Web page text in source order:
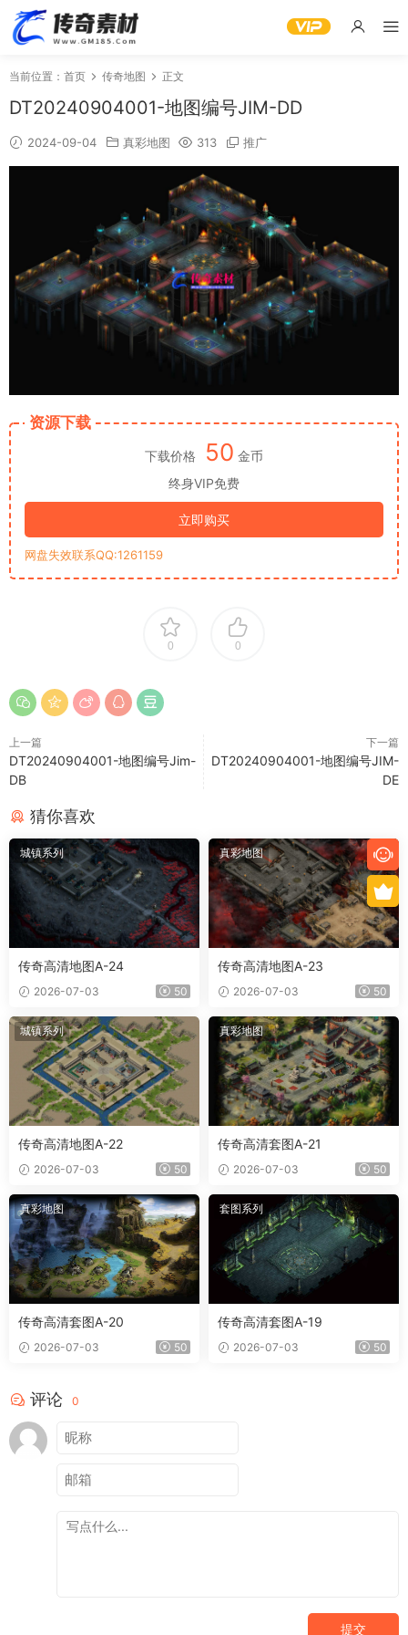
当前位置： 首页 传奇地图 正文
DT20240904001-地图编号JIM-DD
2024-09-04 真彩地图 313 推广
资源下载
下载价格 50 金币
终身VIP免费
立即购买
网盘失效联系QQ:1261159
0 0
上一篇
DT20240904001-地图编号Jim-
DB
下一篇
DT20240904001-地图编号JIM-
DE
猜你喜欢
城镇系列
传奇高清地图A-24
2026-07-03 50
真彩地图
传奇高清地图A-23
2026-07-03 50
城镇系列
传奇高清地图A-22
2026-07-03 50
真彩地图
传奇高清套图A-21
2026-07-03 50
真彩地图
传奇高清套图A-20
2026-07-03 50
套图系列
传奇高清套图A-19
2026-07-03 50
评论 0
提交